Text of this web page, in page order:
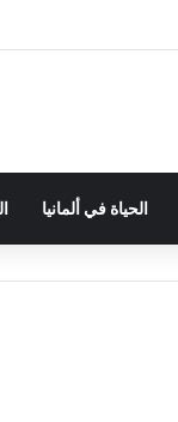
الحياة في ألمانيا